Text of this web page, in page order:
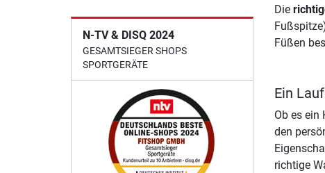
N-TV & DISQ 2024
GESAMTSIEGER SHOPS
SPORTGERÄTE
Die
Füßen
Ein
Ob es
den
richtige